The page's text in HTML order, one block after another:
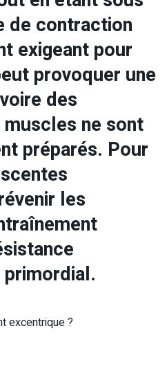
de contraction
exigeant pour
provoquer une
des
ne sont
préparés. Pour
les
excentrique ?